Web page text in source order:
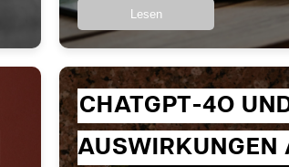
Lesen
CHATGPT-4O
AUSWIRKUNGEN